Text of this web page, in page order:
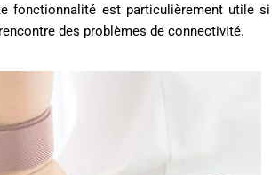
fonctionnalité est particulièrement utile si
des problèmes de connectivité.